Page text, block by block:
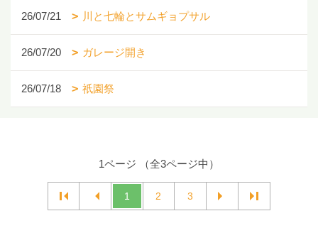
26/07/21 川と七輪とサムギョプサル
26/07/20 ガレージ開き
26/07/18 祇園祭
1ページ （全3ページ中）
1 2 3